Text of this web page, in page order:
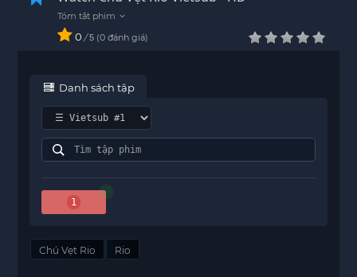
0 / 5 0 đánh giá
Danh sách tập
1
Chú Vẹt Rio Rio